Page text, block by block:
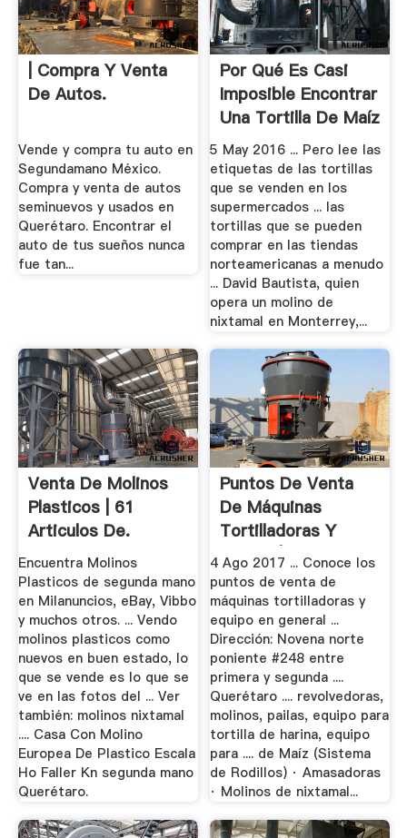
| Compra Y Venta
De Autos.
Vende y compra tu auto en
Segundamano México.
Compra y venta de autos
seminuevos y usados en
Querétaro. Encontrar el
auto de tus sueños nunca
fue tan...
Por Qué Es Casi
Imposible Encontrar
Una Tortilla De Maíz
Decente En.
5 May 2016 ... Pero lee las
etiquetas de las tortillas
que se venden en los
supermercados ... las
tortillas que se pueden
comprar en las tiendas
norteamericanas a menudo
... David Bautista, quien
opera un molino de
nixtamal en Monterrey,...
Venta De Molinos
Plasticos | 61
Articulos De.
Encuentra Molinos
Plasticos de segunda mano
en Milanuncios, eBay, Vibbo
y muchos otros. ... Vendo
molinos plasticos como
nuevos en buen estado, lo
que se vende es lo que se
ve en las fotos del ... Ver
también: molinos nixtamal
.... Casa Con Molino
Europea De Plastico Escala
Ho Faller Kn segunda mano
Querétaro.
Puntos De Venta
De Máquinas
Tortilladoras Y
Equipo |.
4 Ago 2017 ... Conoce los
puntos de venta de
máquinas tortilladoras y
equipo en general ...
Dirección: Novena norte
poniente #248 entre
primera y segunda ....
Querétaro .... revolvedoras,
molinos, pailas, equipo para
tortilla de harina, equipo
para .... de Maíz (Sistema
de Rodillos) · Amasadoras
· Molinos de nixtamal...